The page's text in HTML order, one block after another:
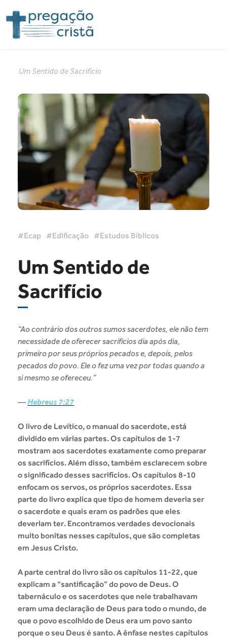
Um Sentido de Sacrifício
Ecap Edificação Estudos Bíblicos
Um Sentido de
Sacrifício
“Ao contrário dos outros sumos sacerdotes, ele não tem
necessidade de oferecer sacrifícios dia após dia,
primeiro por seus próprios pecados e, depois, pelos
pecados do povo. Ele o fez uma vez por todas quando a
si mesmo se ofereceu.”
—Hebreus 7:27
O livro de Levítico, o manual do sacerdote, está
dividido em várias partes. Os capítulos de 1-7
mostram aos sacerdotes exatamente como preparar
os sacrifícios. Além disso, também esclarecem sobre
o significado desses sacrifícios. Os capítulos 8-10
enfocam os servos, os próprios sacerdotes. Essa
parte do livro explica que tipo de homem deveria ser
o sacerdote e quais eram os padrões que eles
deveriam ter. Encontramos verdades devocionais
muito bonitas nesses capítulos, que são completas
em Jesus Cristo.
A parte central do livro são os capítulos 11-22, que
explicam a “santificação” do povo de Deus. O
tabernáculo e os sacerdotes que nele trabalhavam
eram uma declaração de Deus para todo o mundo, de
que o povo escolhido de Deus era um povo santo
porque o seu Deus é santo. A ênfase nestes capítulos